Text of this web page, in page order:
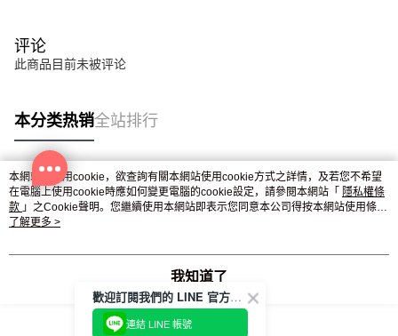
评论
此商品目前未被评论
本分类热销全站排行
热门标签
本網站中使用cookie，欲查詢有關本網站使用cookie方式之詳情，及若您不希望
在電腦上使用cookie時應如何變更電腦的cookie設定，請參閱本網站「 隱私權條
款 」之Cookie聲明。您繼續使用本網站即表示您同意本公司得按本網站使用條款
之Cookie聲明使用cookie。
了解更多 >
我知道了
歡迎訂閱我們的 LINE 官方帳號
連結 LINE 帳號